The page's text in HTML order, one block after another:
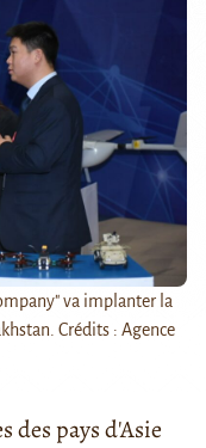
va implanter la
Crédits : Agence
des pays d'Asie